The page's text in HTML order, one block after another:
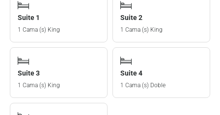
Suite 1
1 Cama (s) King
Suite 2
1 Cama (s) King
Suite 3
1 Cama (s) King
Suite 4
1 Cama (s) Doble